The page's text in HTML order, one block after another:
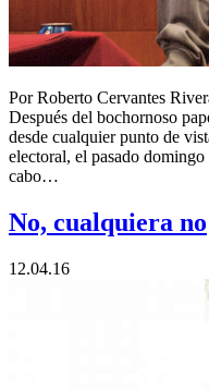
Por Roberto Cervantes
Después del bochornoso
desde cualquier punto de
electoral, el pasado
cabo…
No, cualquiera no
12.04.16